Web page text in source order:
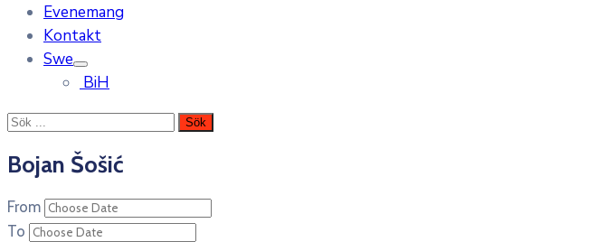
Evenemang
Kontakt
Swe
BiH
Bojan Šošić
From
To